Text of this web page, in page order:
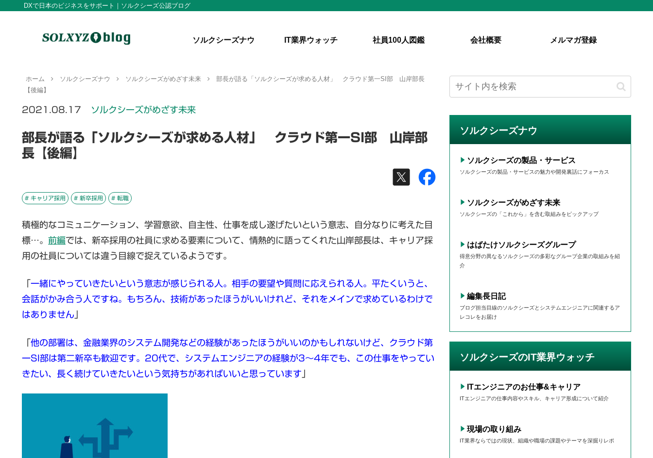
DXで日本のビジネスをサポート｜ソルクシーズ公認ブログ
ソルクシーズナウ IT業界ウォッチ 社員100人図鑑 会社概要 メルマガ登録
ホーム ソルクシーズナウ ソルクシーズがめざす未来
部長が語る「ソルクシーズが求める人材」 クラウド第一SI部 山岸部長
【後編】
2021.08.17 ソルクシーズがめざす未来
部長が語る「ソルクシーズが求める人材」 クラウド第一SI部 山岸部
長【後編】
# キャリア採用 # 新卒採用 # 転職
積極的なコミュニケーション、学習意欲、自主性、仕事を成し遂げたいという意志、自分なりに考えた目
標…。 前編では、新卒採用の社員に求める要素について、情熱的に語ってくれた山岸部長は、キャリア採
用の社員については違う目線で捉えているようです。
一緒にやっていきたいという意志が感じられる人。相手の要望や質問に応えられる人。平たくいうと、
会話がかみ合う人ですね。もちろん、技術があったほうがいいけれど、それをメインで求めているわけで
はありません
他の部署は、金融業界のシステム開発などの経験があったほうがいいのかもしれないけど、クラウド第
一SI部は第二新卒も歓迎です。20代で、システムエンジニアの経験が3～4年でも、この仕事をやってい
きたい、長く続けていきたいという気持ちがあればいいと思っています
ソルクシーズナウ
ソルクシーズの製品・サービス
ソルクシーズの製品・サービスの魅力や開発裏話にフォーカス
ソルクシーズがめざす未来
ソルクシーズの「これから」を含む取組みをピックアップ
はばたけソルクシーズグループ
得意分野の異なるソルクシーズの多彩なグループ企業の取組みを紹
介
編集長日記
ブログ担当目線のソルクシーズとシステムエンジニアに関連するア
レコレをお届け
ソルクシーズのIT業界ウォッチ
ITエンジニアのお仕事&キャリア
ITエンジニアの仕事内容やスキル、キャリア形成について紹介
現場の取り組み
IT業界ならではの現状、組織や職場の課題やテーマを深掘りレポ